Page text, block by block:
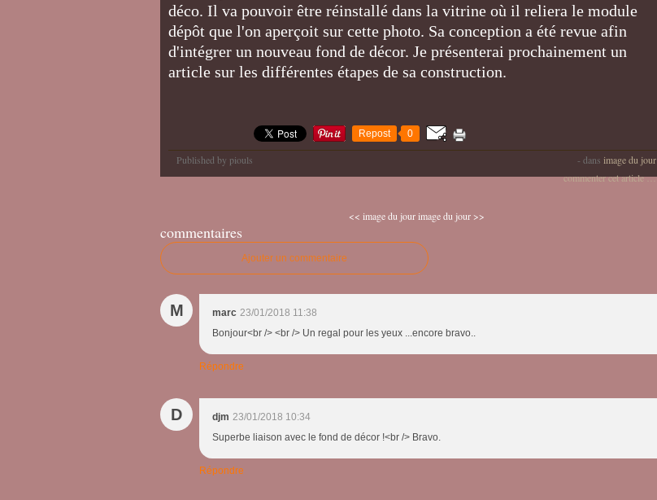
déco. Il va pouvoir être réinstallé dans la vitrine où il reliera le module
dépôt que l'on aperçoit sur cette photo. Sa conception a été revue afin
d'intégrer un nouveau fond de décor. Je présenterai prochainement un
article sur les différentes étapes de sa construction.
Repost 0
Published by piouls - dans image du jour
commenter cet article…
<< image du jour image du jour >>
commentaires
Ajouter un commentaire
M marc 23/01/2018 11:38
Bonjour<br /> <br /> Un regal pour les yeux ...encore bravo..
Répondre
D djm 23/01/2018 10:34
Superbe liaison avec le fond de décor !<br /> Bravo.
Répondre